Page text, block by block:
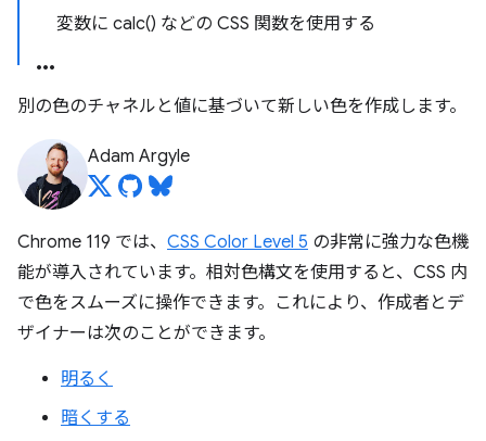
変数に calc() などの CSS 関数を使用する
別の色のチャネルと値に基づいて新しい色を作成します。
Adam Argyle
Chrome 119 では、 CSS Color Level 5 の非常に強力な色機
能が導入されています。相対色構文を使用すると、CSS 内
で色をスムーズに操作できます。これにより、作成者とデ
ザイナーは次のことができます。
明るく
暗くする